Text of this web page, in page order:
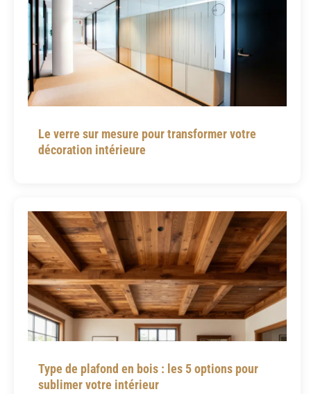
Le verre sur mesure pour transformer votre
décoration intérieure
Type de plafond en bois : les 5 options pour
sublimer votre intérieur